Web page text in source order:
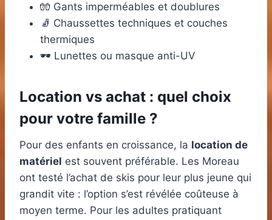
🧤 Gants imperméables et doublures
🧦 Chaussettes techniques et couches
thermiques
🕶️ Lunettes ou masque anti-UV
Location vs achat : quel choix
pour votre famille ?
Pour des enfants en croissance, la location de
matériel est souvent préférable. Les Moreau
ont testé l’achat de skis pour leur plus jeune qui
grandit vite : l’option s’est révélée coûteuse à
moyen terme. Pour les adultes pratiquant